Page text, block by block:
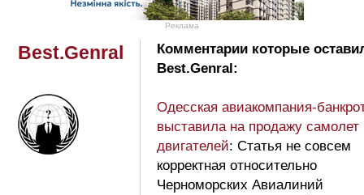
Реклама
Best.Genral
Комментарии которые
Best.Genral:
Одесская авиакомпания-
выставила на продажу самолет
двигателей: Статья не совсем
корректная относительно
Черноморских Авиалиний